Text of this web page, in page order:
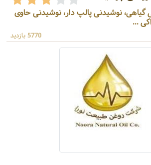
نوشیدنی گیاهی، نوشیدنی پالپ دار، نوشیدنی حاوی
...
5770 بازدید